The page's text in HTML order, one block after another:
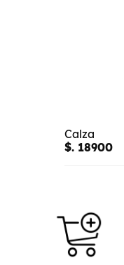
Calza
$. 18900